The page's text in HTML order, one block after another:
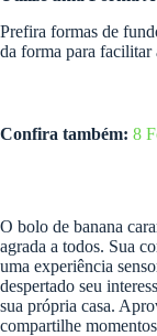
Prefira formas de
da forma para facilitar
Confira também: 8
O bolo de banana
agrada a todos. Sua
uma experiência
despertado seu
sua própria casa.
compartilhe